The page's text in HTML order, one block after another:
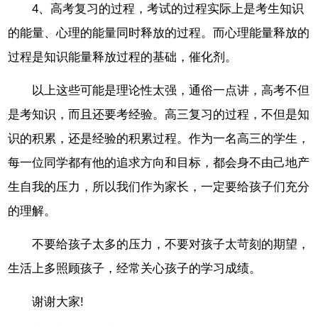
4、高考复习的过程，考试的过程实际上是考生知识
的能量、心理的能量同时释放的过程。而心理能量释放的
过程是知识能量释放过程的基础，催化剂。
以上这些可能是理论性太强，通俗一点讲，高考不但
是考知识，而且还要考经验。高三复习的过程，不但是知
识的积累，还是经验的积累过程。作为一名高三的学生，
每一位同学都有他的追求方向和目标，都会身不由己地产
生自我的压力，所以我们作为家长，一定要给孩子们充分
的理解。
不要给孩子太多的压力，不要对孩子太苛刻的期望，
生活上多照顾孩子，经常关心孩子的学习成绩。
谢谢大家!